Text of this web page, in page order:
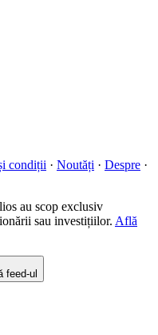
condiții · Noutăți · Despre ·
au scop exclusiv
sau investițiilor. Află
feed-ul